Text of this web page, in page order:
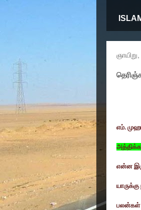
எம்.
என்ன
பலன்கள் :